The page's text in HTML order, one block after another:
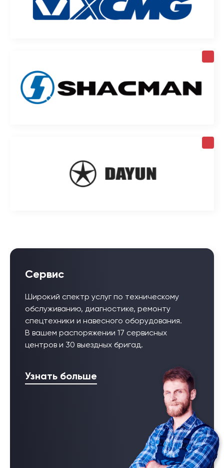
Сервис
Широкий спектр услуг по техническому
обслуживанию, диагностике, ремонту
спецтехники и навесного оборудования.
В вашем распоряжении 17 сервисных
центров и 30 выездных бригад.
Узнать больше